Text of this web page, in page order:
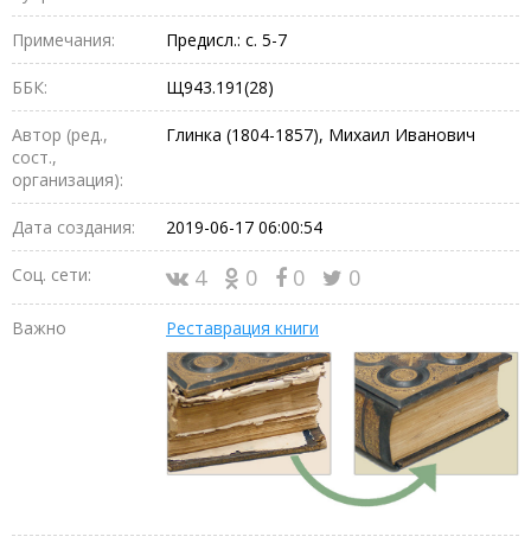
Примечания: Предисл.: с. 5-7
ББК: Щ943.191(28)
Автор (ред.,
сост.,
организация):
Глинка (1804-1857), Михаил Иванович
Дата создания: 2019-06-17 06:00:54
Соц. сети: 4 0 0 0
Важно Реставрация книги